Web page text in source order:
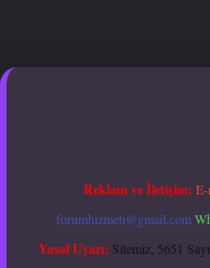
hiltonbet güncel giriş
Reklam ve İletişim:
forumhizmeti@gmail.com
Yasal Uyarı: Sitemiz, 5651